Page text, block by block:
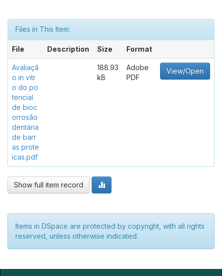
Files in This Item:
File Description Size Format
Avaliaçã
o in vitr
o do po
tencial
de bioc
orrosão
dentária
de barr
as prote
icas.pdf
188.93
kB
Adobe
PDF
View/Open
Show full item record
Items in DSpace are protected by copyright, with all rights
reserved, unless otherwise indicated.